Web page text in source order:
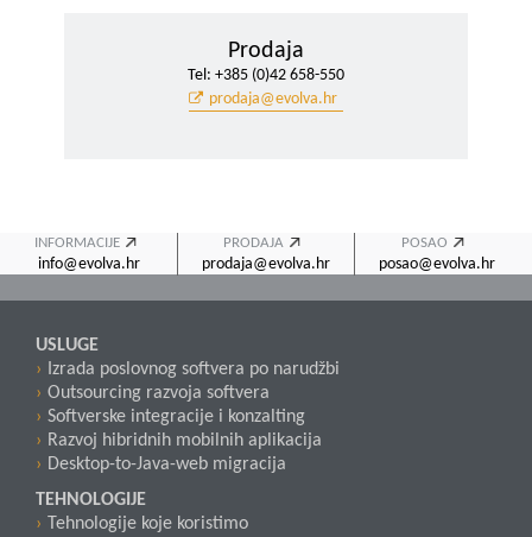
Prodaja
Tel: +385 (0)42 658-550
prodaja@evolva.hr
INFORMACIJE
info@evolva.hr
PRODAJA
prodaja@evolva.hr
POSAO
posao@evolva.hr
USLUGE
Izrada poslovnog softvera po narudžbi
Outsourcing razvoja softvera
Softverske integracije i konzalting
Razvoj hibridnih mobilnih aplikacija
Desktop-to-Java-web migracija
TEHNOLOGIJE
Tehnologije koje koristimo